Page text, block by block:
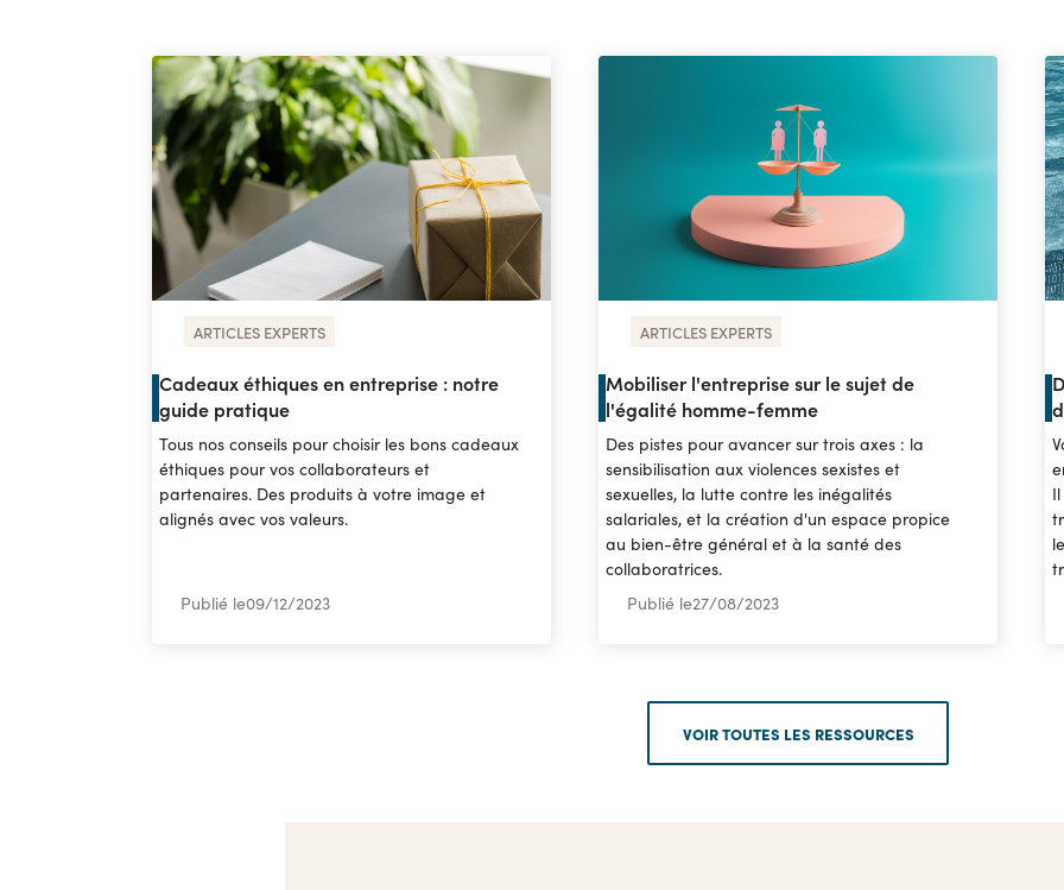
ARTICLES EXPERTS
Cadeaux éthiques en entreprise : notre
guide pratique
Tous nos conseils pour choisir les bons cadeaux
éthiques pour vos collaborateurs et
partenaires. Des produits à votre image et
alignés avec vos valeurs.
Publié le09/12/2023
ARTICLES EXPERTS
Mobiliser l'entreprise sur le sujet de
l'égalité homme-femme
Des pistes pour avancer sur trois axes : la
sensibilisation aux violences sexistes et
sexuelles, la lutte contre les inégalités
salariales, et la création d'un espace propice
au bien-être général et à la santé des
collaboratrices.
Publié le27/08/2023
VOIR TOUTES LES RESSOURCES